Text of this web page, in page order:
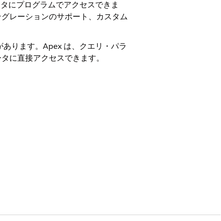
にプログラムでアクセスできま
レーションのサポート、カスタム
ります。Apex は、クエリ・パラ
に直接アクセスできます。
ではこれらのオブジェクトが検索